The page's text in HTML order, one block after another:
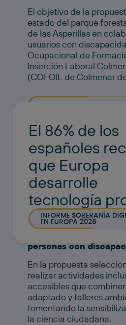
El objetivo de la
estado del parque
de las Asperillas en
usuarios con
Ocupacional de
Inserción Laboral
(COFOIL de Colmenar
Ecoherencia
Ecoherencia SCA busca
personas con
​En la propuesta
realizar actividades
accesibles que
adaptado y talleres
fomentando la
la ciencia ciudadana. ​​
El 86% de los
españoles
que Europa
desarrolle
tecnología
INFORME SOBERANÍA
EN EUROPA 2026